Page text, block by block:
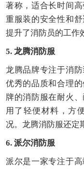
著称，适合长时间
重服装的安全性和
提升了消防员的工作
5. 龙腾消防服
龙腾品牌专注于消
优秀的品质和合理
牌的消防服在耐火
用了轻便材料，方
况。龙腾消防服还定
6. 派尔消防服
派尔是一家专注于